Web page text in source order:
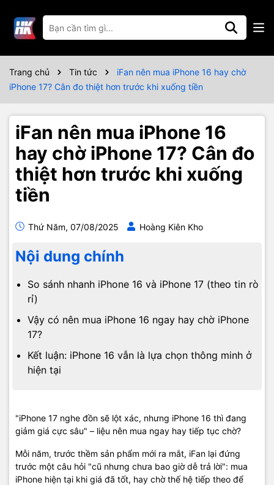
Trang chủ Tin tức
iFan nên mua iPhone 16 hay chờ
iPhone 17? Cân đo thiệt hơn trước khi xuống tiền
iFan nên mua iPhone 16
hay chờ iPhone 17? Cân đo
thiệt hơn trước khi xuống
tiền
Thứ Năm, 07/08/2025 Hoàng Kiên Kho
Nội dung chính
So sánh nhanh iPhone 16 và iPhone 17 (theo tin rò
rỉ)
Vậy có nên mua iPhone 16 ngay hay chờ iPhone
17?
Kết luận: iPhone 16 vẫn là lựa chọn thông minh ở
hiện tại
"iPhone 17 nghe đồn sẽ lột xác, nhưng iPhone 16 thì đang
giảm giá cực sâu" – liệu nên mua ngay hay tiếp tục chờ?
Mỗi năm, trước thềm sản phẩm mới ra mắt, iFan lại đứng
trước một câu hỏi "cũ nhưng chưa bao giờ dễ trả lời": mua
iPhone hiện tại khi giá đã tốt, hay chờ thế hệ tiếp theo để